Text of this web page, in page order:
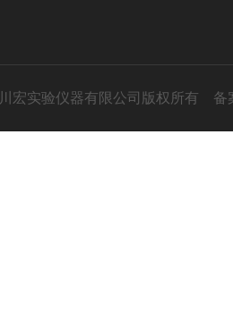
宏实验仪器有限公司版权所有 备